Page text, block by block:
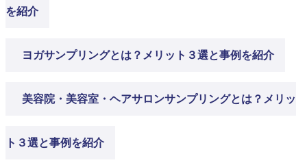
を紹介
ヨガサンプリングとは？メリット３選と事例を紹介
美容院・美容室・ヘアサロンサンプリングとは？メリッ
ト３選と事例を紹介